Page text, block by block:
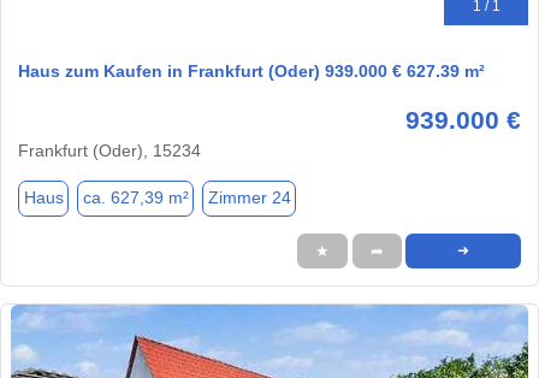
1 / 1
Haus zum Kaufen in Frankfurt (Oder) 939.000 € 627.39 m²
939.000 €
Frankfurt (Oder), 15234
Haus ca. 627,39 m² Zimmer 24
★ ➦ ➜